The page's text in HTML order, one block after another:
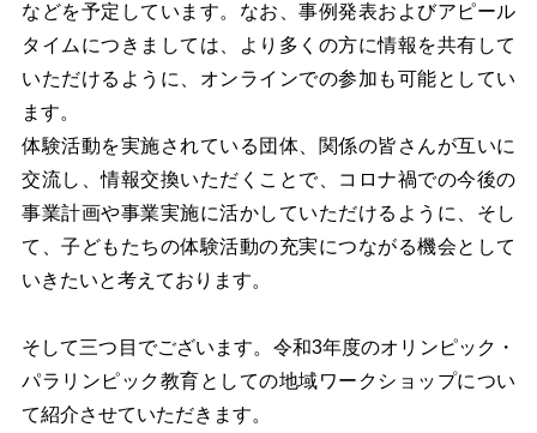
などを予定しています。なお、事例発表およびアピール
タイムにつきましては、より多くの方に情報を共有して
いただけるように、オンラインでの参加も可能としてい
ます。
体験活動を実施されている団体、関係の皆さんが互いに
交流し、情報交換いただくことで、コロナ禍での今後の
事業計画や事業実施に活かしていただけるように、そし
て、子どもたちの体験活動の充実につながる機会として
いきたいと考えております。
そして三つ目でございます。令和3年度のオリンピック・
パラリンピック教育としての地域ワークショップについ
て紹介させていただきます。